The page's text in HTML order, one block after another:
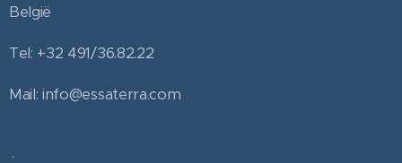
België
Tel: +32 491/36.82.22
Mail: info@essaterra.com
.